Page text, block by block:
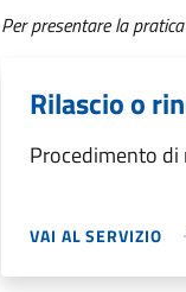
Per presentare la
Rilascio o
Procedimento
VAI AL SERVIZIO